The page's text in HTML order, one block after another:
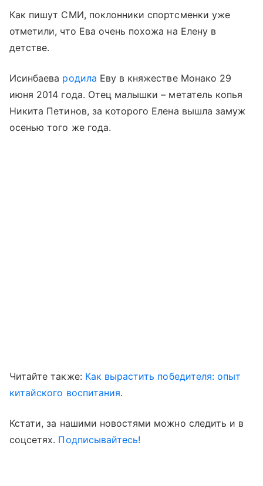
Как пишут СМИ, поклонники спортсменки уже
отметили, что Ева очень похожа на Елену в
детстве.
Исинбаева родила Еву в княжестве Монако 29
июня 2014 года. Отец малышки – метатель копья
Никита Петинов, за которого Елена вышла замуж
осенью того же года.
Читайте также: Как вырастить победителя: опыт
китайского воспитания.
Кстати, за нашими новостями можно следить и в
соцсетях. Подписывайтесь!